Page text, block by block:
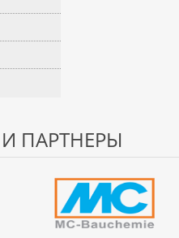
ПАРТНЕРЫ